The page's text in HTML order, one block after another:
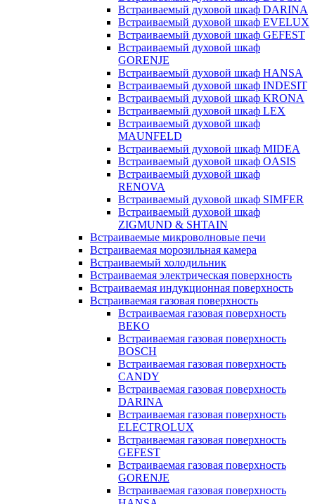
Встраиваемый духовой шкаф DARINA
Встраиваемый духовой шкаф EVELUX
Встраиваемый духовой шкаф GEFEST
Встраиваемый духовой шкаф
GORENJE
Встраиваемый духовой шкаф HANSA
Встраиваемый духовой шкаф INDESIT
Встраиваемый духовой шкаф KRONA
Встраиваемый духовой шкаф LEX
Встраиваемый духовой шкаф
MAUNFELD
Встраиваемый духовой шкаф MIDEA
Встраиваемый духовой шкаф OASIS
Встраиваемый духовой шкаф
RENOVA
Встраиваемый духовой шкаф SIMFER
Встраиваемый духовой шкаф
ZIGMUND & SHTAIN
Встраиваемые микроволновые печи
Встраиваемая морозильная камера
Встраиваемый холодильник
Встраиваемая электрическая поверхность
Встраиваемая индукционная поверхность
Встраиваемая газовая поверхность
Встраиваемая газовая поверхность
BEKO
Встраиваемая газовая поверхность
BOSCH
Встраиваемая газовая поверхность
CANDY
Встраиваемая газовая поверхность
DARINA
Встраиваемая газовая поверхность
ELECTROLUX
Встраиваемая газовая поверхность
GEFEST
Встраиваемая газовая поверхность
GORENJE
Встраиваемая газовая поверхность